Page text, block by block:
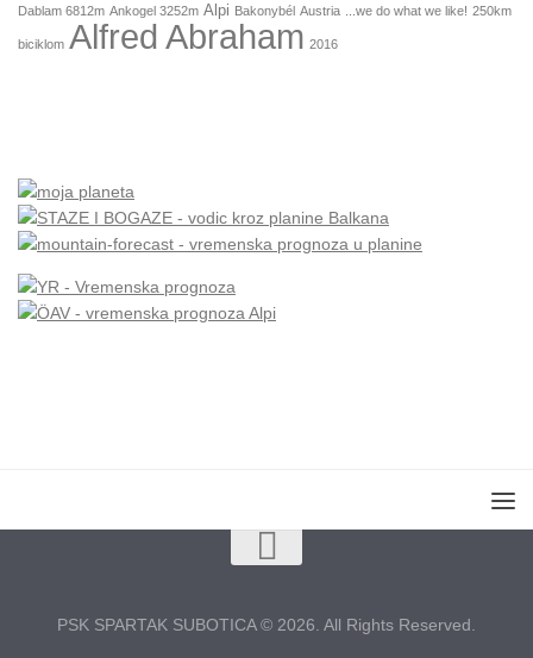
Dablam 6812m Ankogel 3252m Alpi Bakonybél Austria ...we do what we like! 250km
biciklom Alfred Abraham 2016
PSK SPARTAK SUBOTICA © 2026. All Rights Reserved.